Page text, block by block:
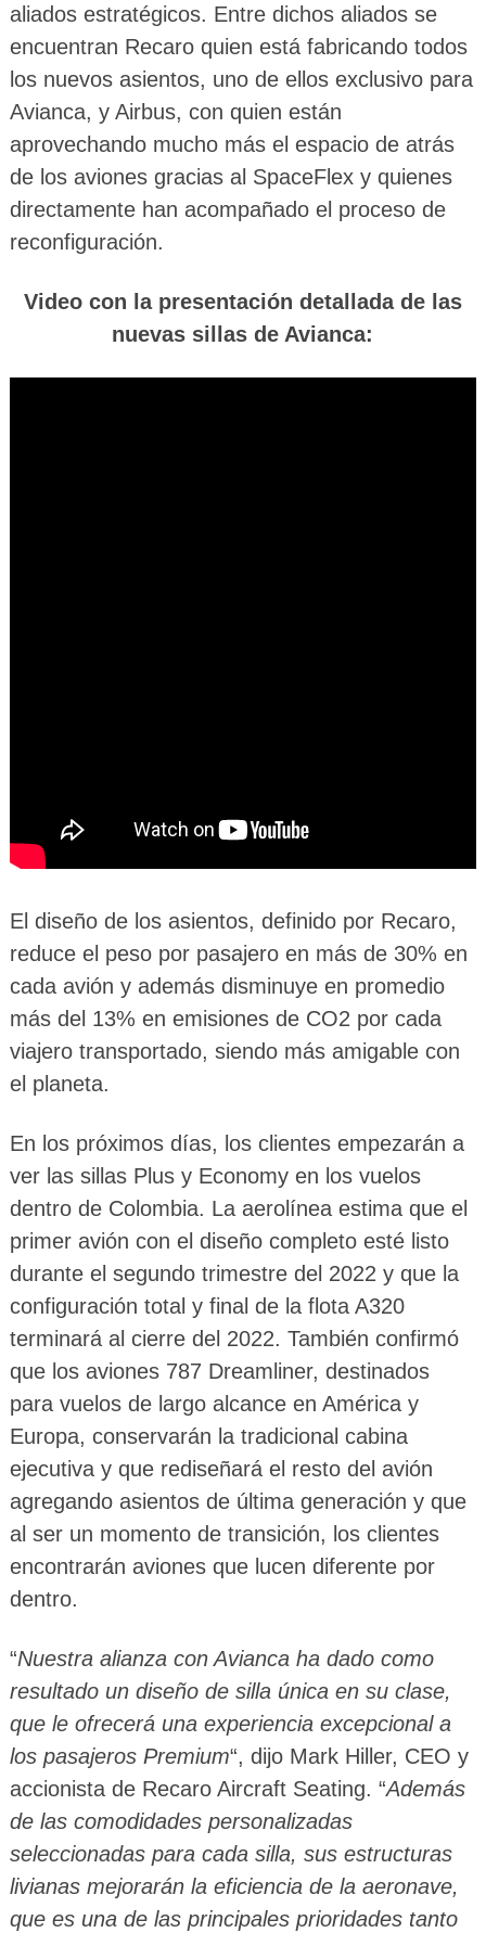
aliados estratégicos. Entre dichos aliados se
encuentran Recaro quien está fabricando todos
los nuevos asientos, uno de ellos exclusivo para
Avianca, y Airbus, con quien están
aprovechando mucho más el espacio de atrás
de los aviones gracias al SpaceFlex y quienes
directamente han acompañado el proceso de
reconfiguración.
Video con la presentación detallada de las
nuevas sillas de Avianca:
El diseño de los asientos, definido por Recaro,
reduce el peso por pasajero en más de 30% en
cada avión y además disminuye en promedio
más del 13% en emisiones de CO2 por cada
viajero transportado, siendo más amigable con
el planeta.
En los próximos días, los clientes empezarán a
ver las sillas Plus y Economy en los vuelos
dentro de Colombia. La aerolínea estima que el
primer avión con el diseño completo esté listo
durante el segundo trimestre del 2022 y que la
configuración total y final de la flota A320
terminará al cierre del 2022. También confirmó
que los aviones 787 Dreamliner, destinados
para vuelos de largo alcance en América y
Europa, conservarán la tradicional cabina
ejecutiva y que rediseñará el resto del avión
agregando asientos de última generación y que
al ser un momento de transición, los clientes
encontrarán aviones que lucen diferente por
dentro.
“Nuestra alianza con Avianca ha dado como
resultado un diseño de silla única en su clase,
que le ofrecerá una experiencia excepcional a
los pasajeros Premium“, dijo Mark Hiller, CEO y
accionista de Recaro Aircraft Seating. “Además
de las comodidades personalizadas
seleccionadas para cada silla, sus estructuras
livianas mejorarán la eficiencia de la aeronave,
que es una de las principales prioridades tanto